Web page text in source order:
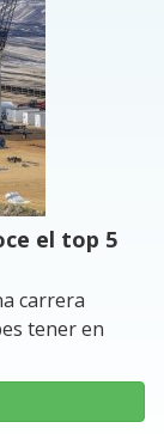
el top 5
carrera
tener en